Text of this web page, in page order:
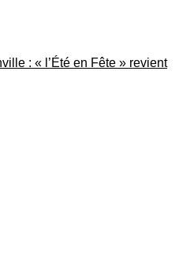
: « l’Été en Fête » revient